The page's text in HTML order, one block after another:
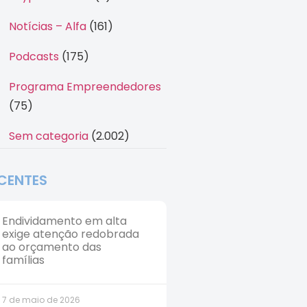
Notícias – Alfa(161)
Podcasts (175)
Programa Empreendedores
(75)
Sem categoria(2.002)
Endividamento em alta
exige atenção redobrada
ao orçamento das
famílias
7 de maio de 2026